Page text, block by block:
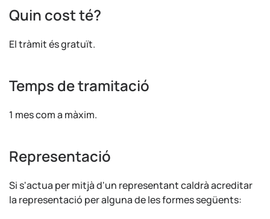
Quin cost té?
El tràmit és gratuït.
Temps de tramitació
1 mes com a màxim.
Representació
Si s'actua per mitjà d'un representant caldrà acreditar
la representació per alguna de les formes següents: